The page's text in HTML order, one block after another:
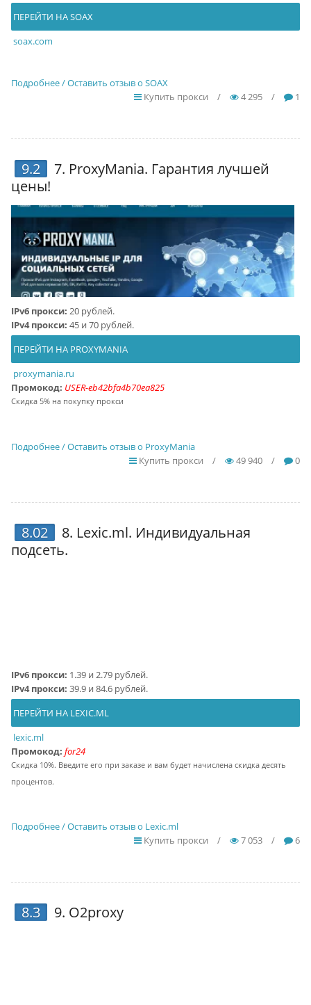
ПЕРЕЙТИ НА SOAX
soax.com
Подробнее / Оставить отзыв о SOAX
Купить прокси
/ 4 295 / 1
9.2 7. ProxyMania. Гарантия лучшей
цены!
IPv6 прокси: 20 рублей.
IPv4 прокси: 45 и 70 рублей.
ПЕРЕЙТИ НА PROXYMANIA
proxymania.ru
Промокод: USER-eb42bfa4b70ea825
Скидка 5% на покупку прокси
Подробнее / Оставить отзыв о ProxyMania
Купить прокси
/ 49 940 / 0
8.02 8. Lexic.ml. Индивидуальная
подсеть.
IPv6 прокси: 1.39 и 2.79 рублей.
IPv4 прокси: 39.9 и 84.6 рублей.
ПЕРЕЙТИ НА LEXIC.ML
lexic.ml
Промокод: for24
Скидка 10%. Введите его при заказе и вам будет начислена скидка десять
процентов.
Подробнее / Оставить отзыв о Lexic.ml
Купить прокси
/ 7 053 / 6
8.3 9. O2proxy